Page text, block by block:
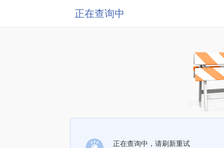
正在查询中
正在查询中，请刷新重试